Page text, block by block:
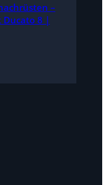
–
Ducato 8 |